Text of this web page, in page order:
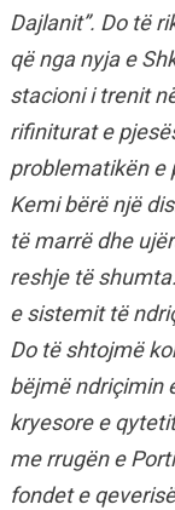
Dajlanit”. Do të
që nga nyja e
stacioni i trenit
rifiniturat e
problematikën e
Kemi bërë një
të marrë dhe
reshje të
e sistemit të
Do të shtojmë
bëjmë ndriçimin
kryesore e
me rrugën e
fondet e